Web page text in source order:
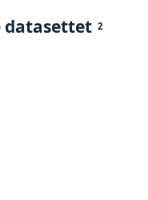
datasettet 2